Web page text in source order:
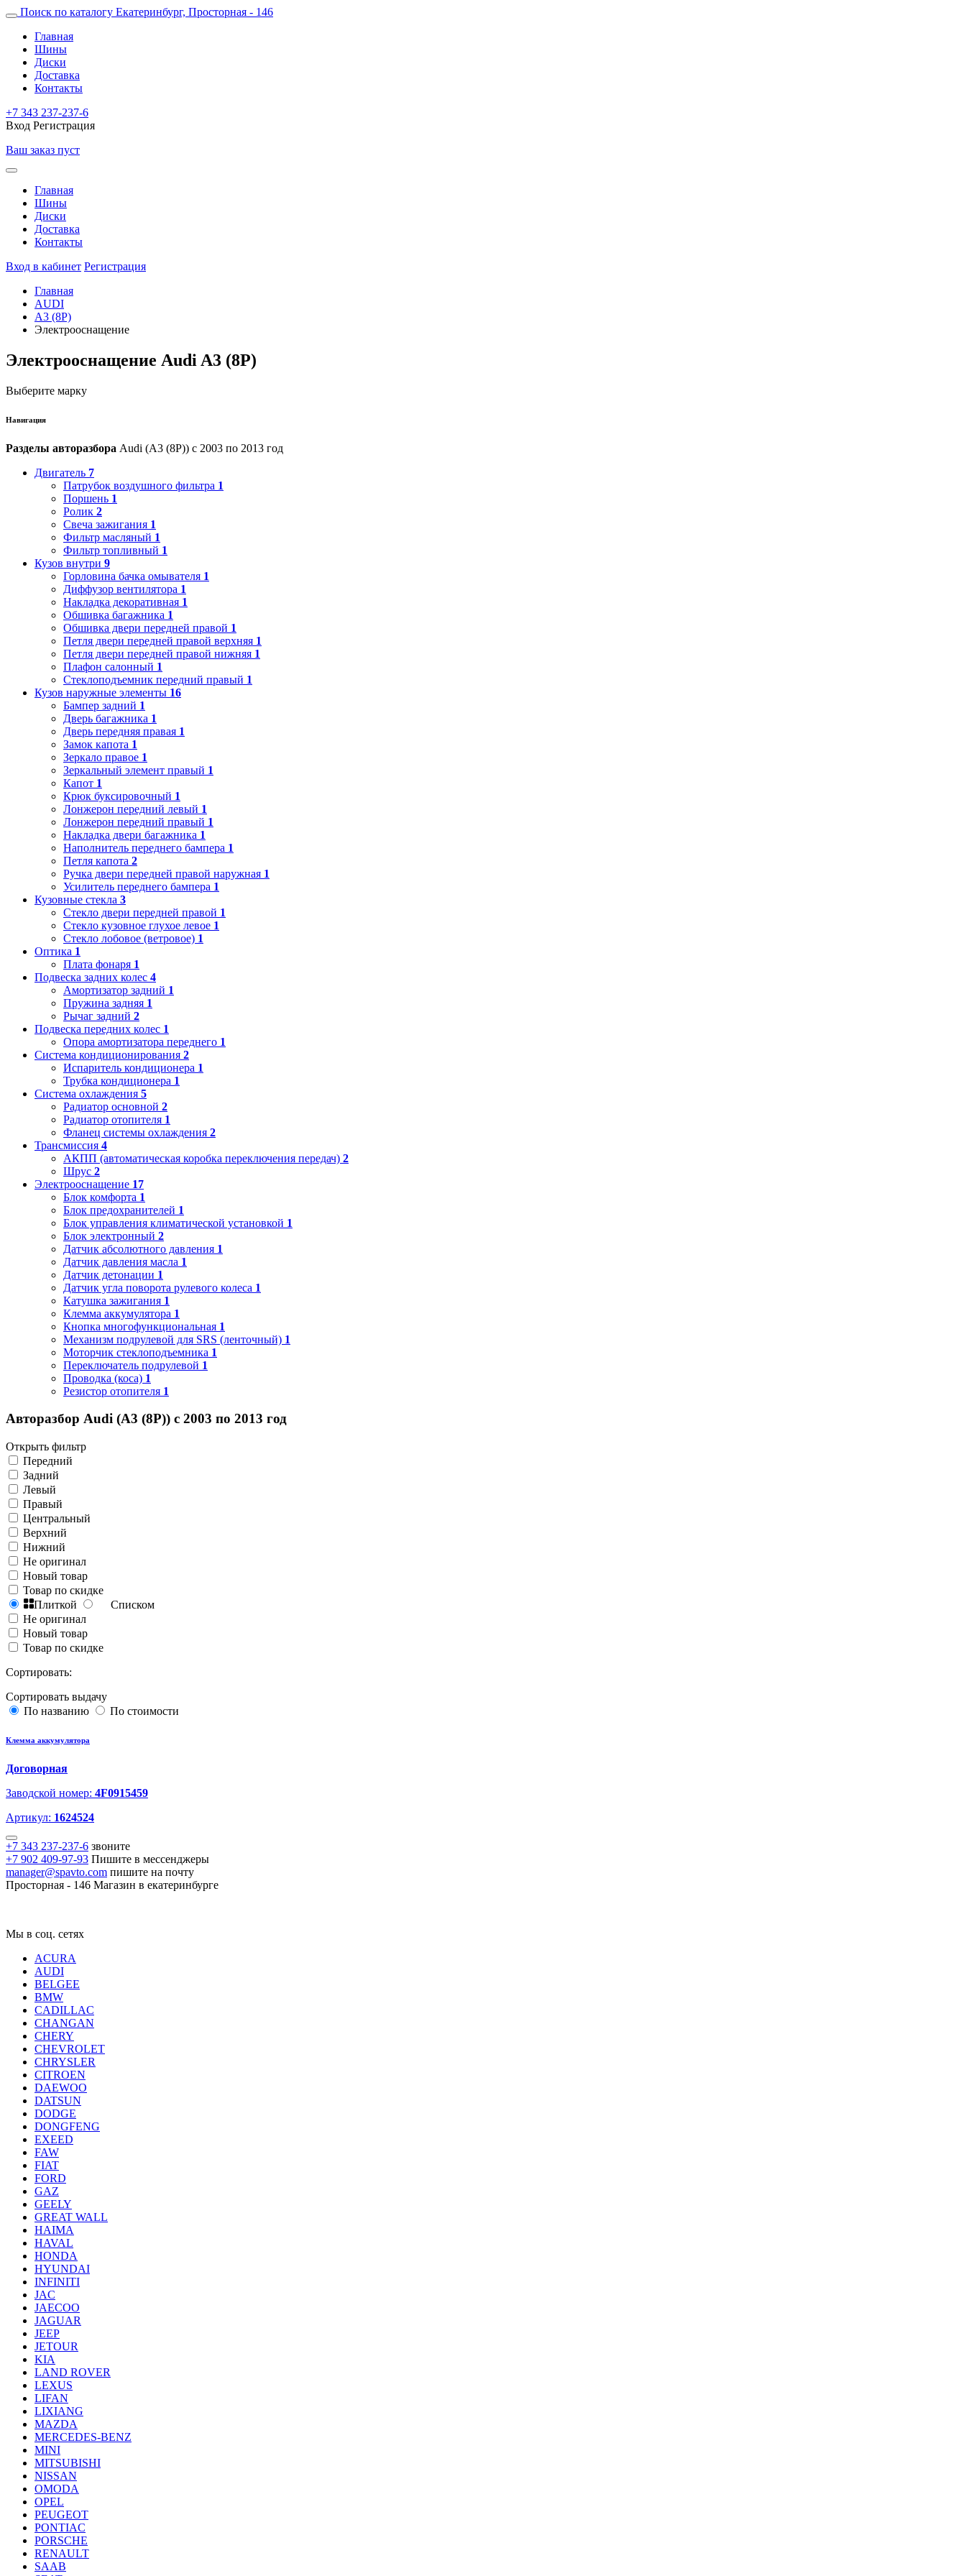
Поиск по каталогу Екатеринбург, Просторная - 146
Главная
Шины
Диски
Доставка
Контакты
+7 343 237-237-6
Вход Регистрация
Ваш заказ пуст
Главная
Шины
Диски
Доставка
Контакты
Вход в кабинет Регистрация
Главная
AUDI
A3 (8P)
Электрооснащение
Электрооснащение Audi A3 (8P)
Выберите марку
Навигация
Разделы авторазбора Audi (A3 (8P)) с 2003 по 2013 год
Двигатель 7
Патрубок воздушного фильтра 1
Поршень 1
Ролик 2
Свеча зажигания 1
Фильтр масляный 1
Фильтр топливный 1
Кузов внутри 9
Горловина бачка омывателя 1
Диффузор вентилятора 1
Накладка декоративная 1
Обшивка багажника 1
Обшивка двери передней правой 1
Петля двери передней правой верхняя 1
Петля двери передней правой нижняя 1
Плафон салонный 1
Стеклоподъемник передний правый 1
Кузов наружные элементы 16
Бампер задний 1
Дверь багажника 1
Дверь передняя правая 1
Замок капота 1
Зеркало правое 1
Зеркальный элемент правый 1
Капот 1
Крюк буксировочный 1
Лонжерон передний левый 1
Лонжерон передний правый 1
Накладка двери багажника 1
Наполнитель переднего бампера 1
Петля капота 2
Ручка двери передней правой наружная 1
Усилитель переднего бампера 1
Кузовные стекла 3
Стекло двери передней правой 1
Стекло кузовное глухое левое 1
Стекло лобовое (ветровое) 1
Оптика 1
Плата фонаря 1
Подвеска задних колес 4
Амортизатор задний 1
Пружина задняя 1
Рычаг задний 2
Подвеска передних колес 1
Опора амортизатора переднего 1
Система кондиционирования 2
Испаритель кондиционера 1
Трубка кондиционера 1
Система охлаждения 5
Радиатор основной 2
Радиатор отопителя 1
Фланец системы охлаждения 2
Трансмиссия 4
АКПП (автоматическая коробка переключения передач) 2
Шрус 2
Электрооснащение 17
Блок комфорта 1
Блок предохранителей 1
Блок управления климатической установкой 1
Блок электронный 2
Датчик абсолютного давления 1
Датчик давления масла 1
Датчик детонации 1
Датчик угла поворота рулевого колеса 1
Катушка зажигания 1
Клемма аккумулятора 1
Кнопка многофункциональная 1
Механизм подрулевой для SRS (ленточный) 1
Моторчик стеклоподъемника 1
Переключатель подрулевой 1
Проводка (коса) 1
Резистор отопителя 1
Авторазбор Audi (A3 (8P)) с 2003 по 2013 год
Открыть фильтр
Передний
Задний
Левый
Правый
Центральный
Верхний
Нижний
Не оригинал
Новый товар
Товар по скидке
Плиткой
Списком
Не оригинал
Новый товар
Товар по скидке
Сортировать:
Сортировать выдачу
По названию
По стоимости
Клемма аккумулятора
Договорная
Заводской номер: 4F0915459
Артикул: 1624524
+7 343 237-237-6 звоните
+7 902 409-97-93 Пишите в мессенджеры
manager@spavto.com пишите на почту
Просторная - 146 Магазин в екатеринбурге
Мы в соц. сетях
ACURA
AUDI
BELGEE
BMW
CADILLAC
CHANGAN
CHERY
CHEVROLET
CHRYSLER
CITROEN
DAEWOO
DATSUN
DODGE
DONGFENG
EXEED
FAW
FIAT
FORD
GAZ
GEELY
GREAT WALL
HAIMA
HAVAL
HONDA
HYUNDAI
INFINITI
JAC
JAECOO
JAGUAR
JEEP
JETOUR
KIA
LAND ROVER
LEXUS
LIFAN
LIXIANG
MAZDA
MERCEDES-BENZ
MINI
MITSUBISHI
NISSAN
OMODA
OPEL
PEUGEOT
PONTIAC
PORSCHE
RENAULT
SAAB